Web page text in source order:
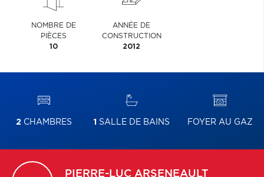
NOMBRE DE
PIÈCES
10
ANNÉE DE
CONSTRUCTION
2012
2 CHAMBRES 1 SALLE DE BAINS FOYER AU GAZ
PIERRE-LUC ARSENEAULT